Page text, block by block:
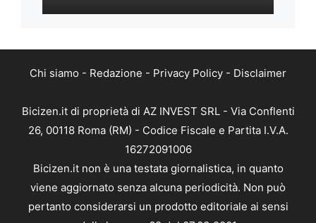
Chi siamo - Redazione - Privacy Policy - Disclaimer
Bicizen.it di proprietà di AZ INVEST SRL - Via Conflenti
26, 00118 Roma (RM) - Codice Fiscale e Partita I.V.A.
16272091006
Bicizen.it non è una testata giornalistica, in quanto
viene aggiornato senza alcuna periodicità. Non può
pertanto considerarsi un prodotto editoriale ai sensi